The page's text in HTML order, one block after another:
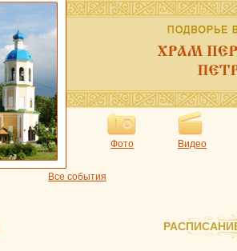
Фото Видео
Все события